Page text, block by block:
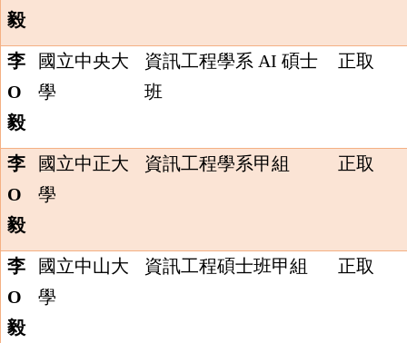
毅
李
O
毅
國立中央大
學
資訊工程學系 AI 碩士
班
正取
李
O
毅
國立中正大
學
資訊工程學系甲組 正取
李
O
毅
國立中山大
學
資訊工程碩士班甲組 正取